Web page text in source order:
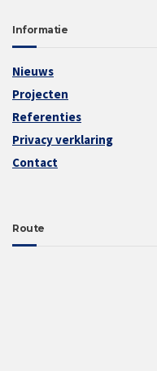
Informatie
Nieuws
Projecten
Referenties
Privacy verklaring
Contact
Route